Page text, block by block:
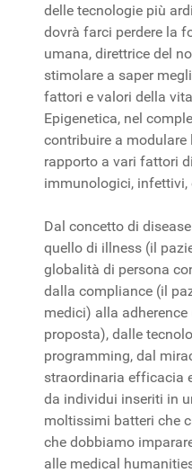
delle tecnologie più
dovrà farci perdere la
umana, direttrice del
stimolare a saper
fattori e valori della
Epigenetica, nel
contribuire a modulare
rapporto a vari fattori
immunologici, infettivi,
Dal concetto di
quello di illness (il
globalità di persona
dalla compliance (il
medici) alla
proposta), dalle
programming, dal
straordinaria efficacia
da individui inseriti in
moltissimi batteri che
che dobbiamo
alle medical